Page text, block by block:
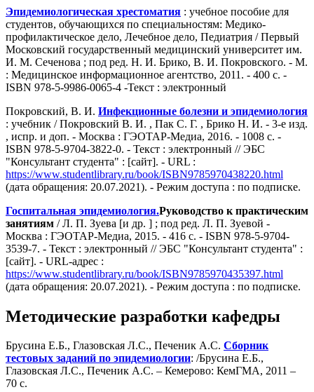
Эпидемиологическая хрестоматия : учебное пособие для
студентов, обучающихся по специальностям: Медико-
профилактическое дело, Лечебное дело, Педиатрия / Первый
Московский государственный медицинский университет им.
И. М. Сеченова ; под ред. Н. И. Брико, В. И. Покровского. - М.
: Медицинское информационное агентство, 2011. - 400 с. -
ISBN 978-5-9986-0065-4 -Текст : электронный
Покровский, В. И. Инфекционные болезни и эпидемиология
: учебник / Покровский В. И. , Пак С. Г. , Брико Н. И. - 3-е изд.
, испр. и доп. - Москва : ГЭОТАР-Медиа, 2016. - 1008 с. -
ISBN 978-5-9704-3822-0. - Текст : электронный // ЭБС
"Консультант студента" : [сайт]. - URL :
https://www.studentlibrary.ru/book/ISBN9785970438220.html
(дата обращения: 20.07.2021). - Режим доступа : по подписке.
Госпитальная эпидемиология.Руководство к практическим
занятиям / Л. П. Зуева [и др. ] ; под ред. Л. П. Зуевой -
Москва : ГЭОТАР-Медиа, 2015. - 416 с. - ISBN 978-5-9704-
3539-7. - Текст : электронный // ЭБС "Консультант студента" :
[сайт]. - URL-адрес :
https://www.studentlibrary.ru/book/ISBN9785970435397.html
(дата обращения: 20.07.2021). - Режим доступа : по подписке.
Методические разработки кафедры
Брусина Е.Б., Глазовская Л.С., Печеник А.С. Сборник
тестовых заданий по эпидемиологии: /Брусина Е.Б.,
Глазовская Л.С., Печеник А.С. – Кемерово: КемГМА, 2011 –
70 с.